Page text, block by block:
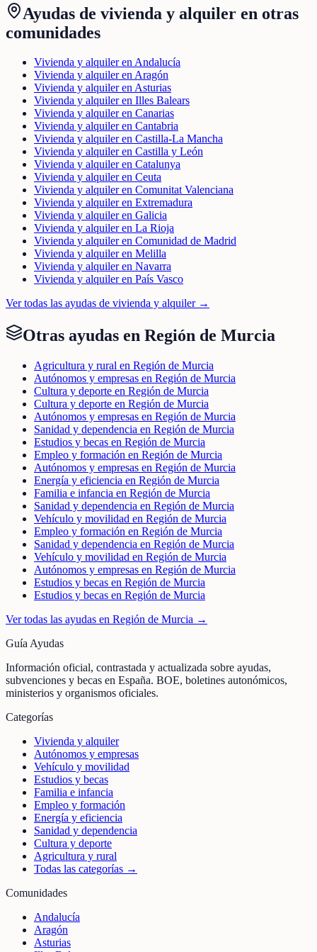
Ayudas de vivienda y alquiler en otras
comunidades
Vivienda y alquiler en Andalucía
Vivienda y alquiler en Aragón
Vivienda y alquiler en Asturias
Vivienda y alquiler en Illes Balears
Vivienda y alquiler en Canarias
Vivienda y alquiler en Cantabria
Vivienda y alquiler en Castilla-La Mancha
Vivienda y alquiler en Castilla y León
Vivienda y alquiler en Catalunya
Vivienda y alquiler en Ceuta
Vivienda y alquiler en Comunitat Valenciana
Vivienda y alquiler en Extremadura
Vivienda y alquiler en Galicia
Vivienda y alquiler en La Rioja
Vivienda y alquiler en Comunidad de Madrid
Vivienda y alquiler en Melilla
Vivienda y alquiler en Navarra
Vivienda y alquiler en País Vasco
Ver todas las ayudas de vivienda y alquiler→
Otras ayudas en Región de Murcia
Agricultura y rural en Región de Murcia
Autónomos y empresas en Región de Murcia
Cultura y deporte en Región de Murcia
Cultura y deporte en Región de Murcia
Autónomos y empresas en Región de Murcia
Sanidad y dependencia en Región de Murcia
Estudios y becas en Región de Murcia
Empleo y formación en Región de Murcia
Autónomos y empresas en Región de Murcia
Energía y eficiencia en Región de Murcia
Familia e infancia en Región de Murcia
Sanidad y dependencia en Región de Murcia
Vehículo y movilidad en Región de Murcia
Empleo y formación en Región de Murcia
Sanidad y dependencia en Región de Murcia
Vehículo y movilidad en Región de Murcia
Autónomos y empresas en Región de Murcia
Estudios y becas en Región de Murcia
Estudios y becas en Región de Murcia
Ver todas las ayudas en Región de Murcia →
Guía Ayudas
Información oficial, contrastada y actualizada sobre ayudas,
subvenciones y becas en España. BOE, boletines autonómicos,
ministerios y organismos oficiales.
Categorías
Vivienda y alquiler
Autónomos y empresas
Vehículo y movilidad
Estudios y becas
Familia e infancia
Empleo y formación
Energía y eficiencia
Sanidad y dependencia
Cultura y deporte
Agricultura y rural
Todas las categorías →
Comunidades
Andalucía
Aragón
Asturias